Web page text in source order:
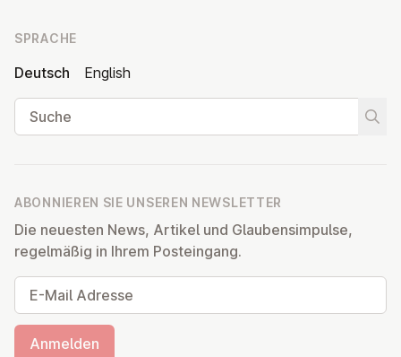
SPRACHE
Deutsch
English
Suche
ABONNIEREN SIE UNSEREN NEWSLETTER
Die neuesten News, Artikel und Glaubensimpulse,
regelmäßig in Ihrem Posteingang.
E-Mail Adresse
Anmelden